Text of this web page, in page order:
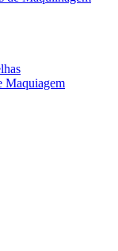
Maquiagem